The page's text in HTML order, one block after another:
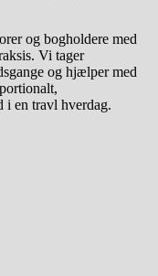
og bogholdere med
Vi tager
og hjælper med
i en travl hverdag.